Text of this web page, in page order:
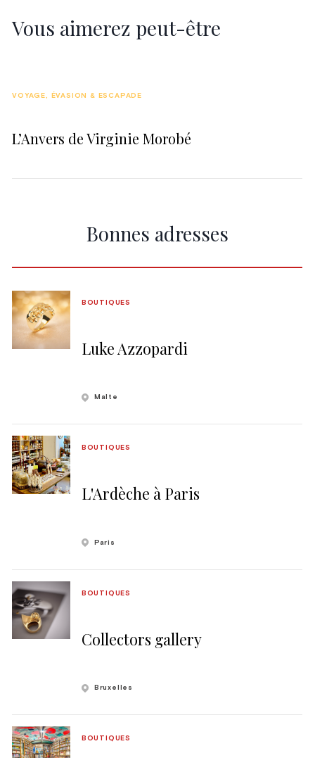
Vous aimerez peut-être
L’Anvers de Virginie Morobé
VOYAGE, ÉVASION & ESCAPADE
Bonnes adresses
Luke Azzopardi
BOUTIQUES
Malte
L'Ardèche à Paris
BOUTIQUES
Paris
Collectors gallery
BOUTIQUES
Bruxelles
BOUTIQUES